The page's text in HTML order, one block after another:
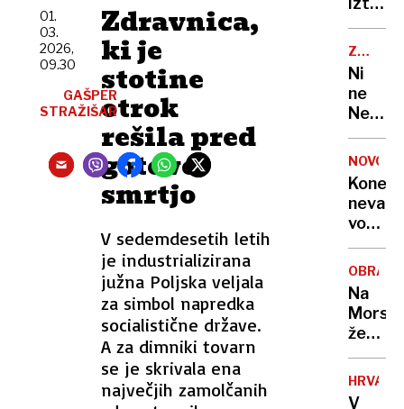
Zdravnica,
ki je
stotine
otrok
rešila pred
gotovo
smrtjo
V sedemdesetih letih
je industrializirana
južna Poljska veljala
za simbol napredka
socialistične države.
A za dimniki tovarn
se je skrivala ena
največjih zamolčanih
01.
03.
2026,
09.30
GAŠPER
STRAŽIŠAR
jih
pot
do
službe
če
se
bo
nasedli
tanker
grozi
ZA
Ni
ne
ne
Češka:
Kdo
je
piva?
NOVOST
Konec
voženj
skozi
Podvoz
na
dobil
Na
Morsu
že
diši
po
novih
V